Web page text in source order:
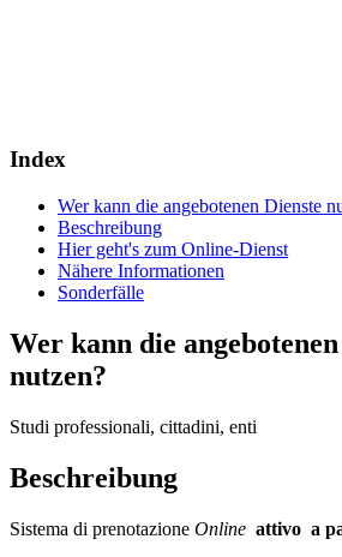
Index
Wer kann die angebotenen Dienste
Beschreibung
Hier geht's zum Online-Dienst
Nähere Informationen
Sonderfälle
Wer kann die
nutzen?
Studi professionali, cittadini, enti
Beschreibung
Sistema di prenotazione Online attivo a